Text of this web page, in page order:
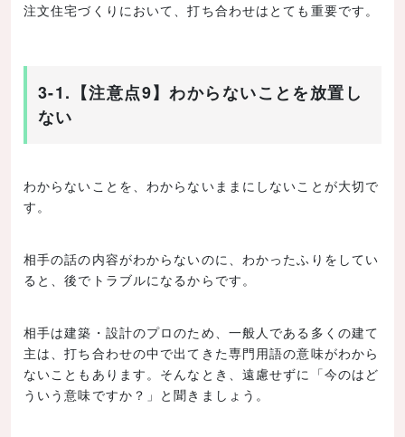
注文住宅づくりにおいて、打ち合わせはとても重要です。
3-1.【注意点9】わからないことを放置し
ない
わからないことを、わからないままにしないことが大切で
す。
相手の話の内容がわからないのに、わかったふりをしてい
ると、後でトラブルになるからです。
相手は建築・設計のプロのため、一般人である多くの建て
主は、打ち合わせの中で出てきた専門用語の意味がわから
ないこともあります。そんなとき、遠慮せずに「今のはど
ういう意味ですか？」と聞きましょう。